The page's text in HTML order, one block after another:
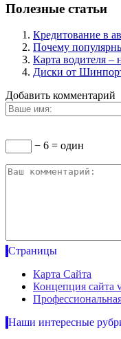
Полезные статьи
Кредитование в
Почему
Карта водителя –
Диски от
Добавить комментарий
− 6 = один
Страницы
Карта Сайта
Концепция сайта
Наши интересные